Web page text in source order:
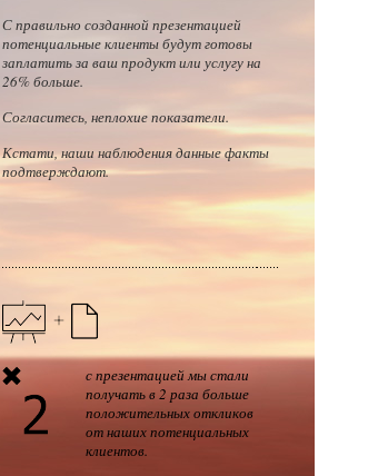
С правильно созданной презентацией
потенциальные клиенты будут готовы
заплатить за ваш продукт или услугу на
26% больше.
Согласитесь, неплохие показатели.
Кстати, наши наблюдения данные факты
подтверждают.
с презентацией мы стали
получать в 2 раза больше
положительных откликов
от наших потенциальных
клиентов.